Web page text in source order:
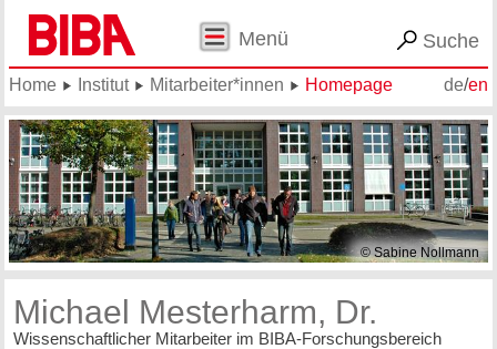
Menü Suche
de/en
Home Institut Mitarbeiter*innen Homepage
© Sabine Nollmann
Michael Mesterharm, Dr.
Wissenschaftlicher Mitarbeiter im BIBA-Forschungsbereich